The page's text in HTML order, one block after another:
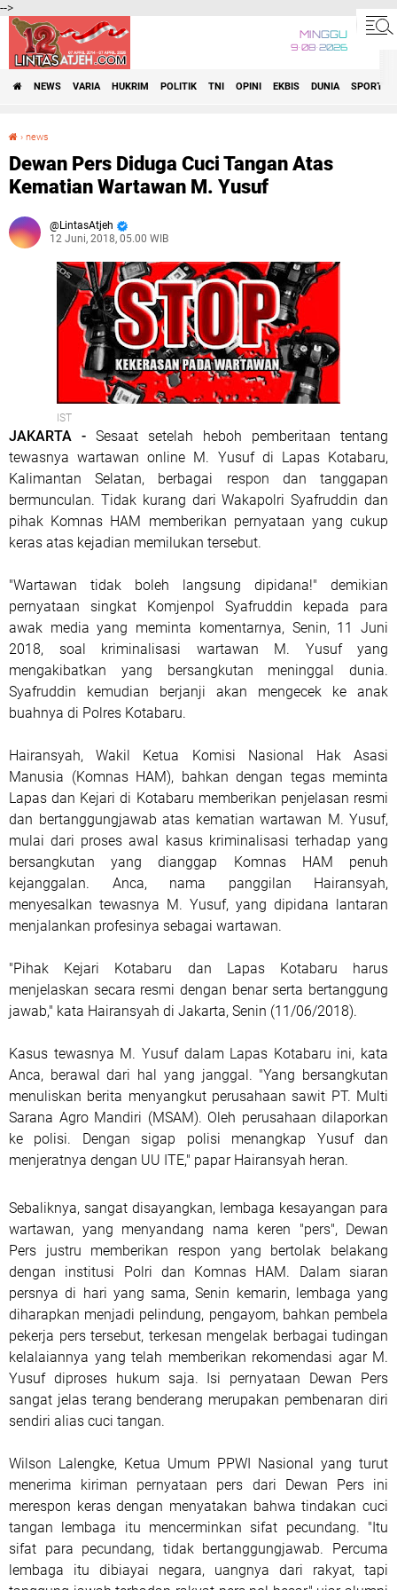
-->
MINGGU
9•08•2026
NEWS VARIA HUKRIM POLITIK TNI OPINI EKBIS DUNIA SPORT
› news
Dewan Pers Diduga Cuci Tangan Atas
Kematian Wartawan M. Yusuf
LintasAtjeh
12 Juni, 2018, 05.00 WIB
IST
JAKARTA - Sesaat setelah heboh pemberitaan tentang
tewasnya wartawan online M. Yusuf di Lapas Kotabaru,
Kalimantan Selatan, berbagai respon dan tanggapan
bermunculan. Tidak kurang dari Wakapolri Syafruddin dan
pihak Komnas HAM memberikan pernyataan yang cukup
keras atas kejadian memilukan tersebut.
"Wartawan tidak boleh langsung dipidana!" demikian
pernyataan singkat Komjenpol Syafruddin kepada para
awak media yang meminta komentarnya, Senin, 11 Juni
2018, soal kriminalisasi wartawan M. Yusuf yang
mengakibatkan yang bersangkutan meninggal dunia.
Syafruddin kemudian berjanji akan mengecek ke anak
buahnya di Polres Kotabaru.
Hairansyah, Wakil Ketua Komisi Nasional Hak Asasi
Manusia (Komnas HAM), bahkan dengan tegas meminta
Lapas dan Kejari di Kotabaru memberikan penjelasan resmi
dan bertanggungjawab atas kematian wartawan M. Yusuf,
mulai dari proses awal kasus kriminalisasi terhadap yang
bersangkutan yang dianggap Komnas HAM penuh
kejanggalan. Anca, nama panggilan Hairansyah,
menyesalkan tewasnya M. Yusuf, yang dipidana lantaran
menjalankan profesinya sebagai wartawan.
"Pihak Kejari Kotabaru dan Lapas Kotabaru harus
menjelaskan secara resmi dengan benar serta bertanggung
jawab," kata Hairansyah di Jakarta, Senin (11/06/2018).
Kasus tewasnya M. Yusuf dalam Lapas Kotabaru ini, kata
Anca, berawal dari hal yang janggal. "Yang bersangkutan
menuliskan berita menyangkut perusahaan sawit PT. Multi
Sarana Agro Mandiri (MSAM). Oleh perusahaan dilaporkan
ke polisi. Dengan sigap polisi menangkap Yusuf dan
menjeratnya dengan UU ITE," papar Hairansyah heran.
Sebaliknya, sangat disayangkan, lembaga kesayangan para
wartawan, yang menyandang nama keren "pers", Dewan
Pers justru memberikan respon yang bertolak belakang
dengan institusi Polri dan Komnas HAM. Dalam siaran
persnya di hari yang sama, Senin kemarin, lembaga yang
diharapkan menjadi pelindung, pengayom, bahkan pembela
pekerja pers tersebut, terkesan mengelak berbagai tudingan
kelalaiannya yang telah memberikan rekomendasi agar M.
Yusuf diproses hukum saja. Isi pernyataan Dewan Pers
sangat jelas terang benderang merupakan pembenaran diri
sendiri alias cuci tangan.
Wilson Lalengke, Ketua Umum PPWI Nasional yang turut
menerima kiriman pernyataan pers dari Dewan Pers ini
merespon keras dengan menyatakan bahwa tindakan cuci
tangan lembaga itu mencerminkan sifat pecundang. "Itu
sifat para pecundang, tidak bertanggungjawab. Percuma
lembaga itu dibiayai negara, uangnya dari rakyat, tapi